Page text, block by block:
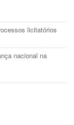
licitatórios
nacional na